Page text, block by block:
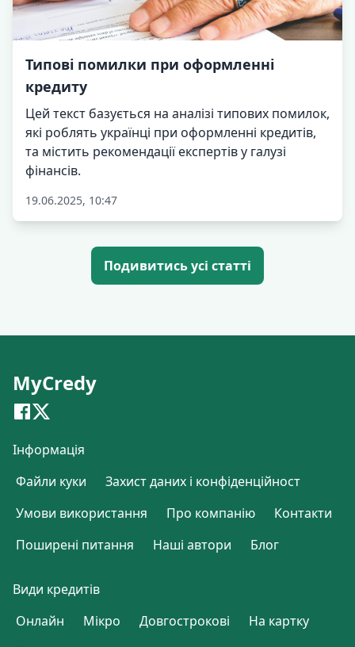
Типові помилки при оформленні
кредиту
Цей текст базується на аналізі типових помилок,
які роблять українці при оформленні кредитів,
та містить рекомендації експертів у галузі
фінансів.
19.06.2025, 10:47
Подивитись усі статті
MyCredy
Інформація
Файли куки
Захист даних і конфіденційност
Умови використання
Про компанію
Контакти
Поширені питання
Наші автори Блог
Види кредитів
Онлайн
Мікро Довгострокові
На картку